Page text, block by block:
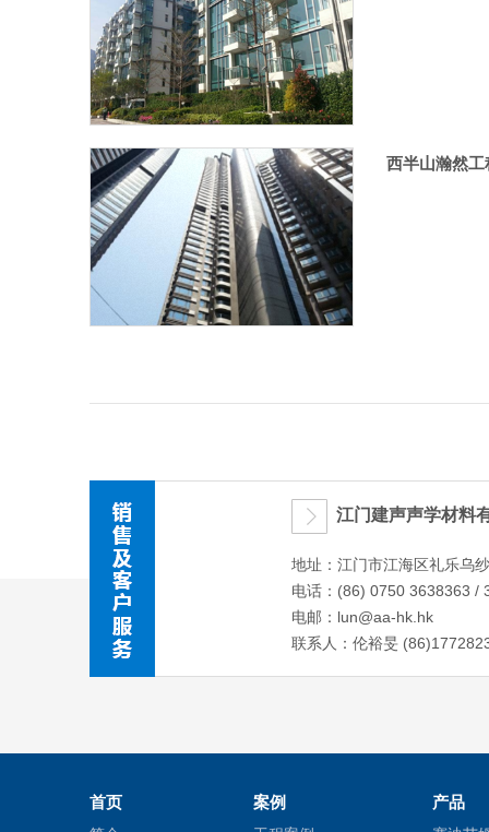
西半山瀚然工
江门建声声学材料
地址：江门市江海区礼乐乌
电话：(86) 0750 3638363 /
电邮： lun@aa-hk.hk
联系人：伦裕旻
首页 案例 产品